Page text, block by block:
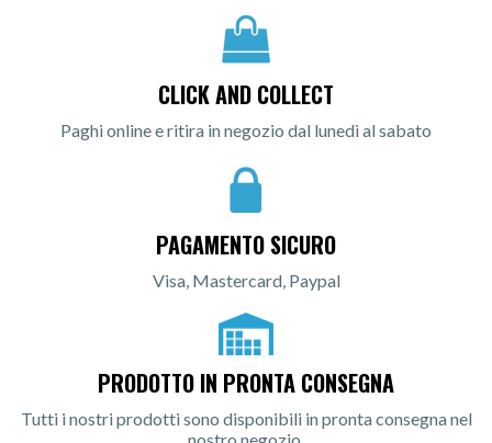
CLICK AND COLLECT
Paghi online e ritira in negozio dal lunedì al sabato
PAGAMENTO SICURO
Visa, Mastercard, Paypal
PRODOTTO IN PRONTA CONSEGNA
Tutti i nostri prodotti sono disponibili in pronta consegna nel